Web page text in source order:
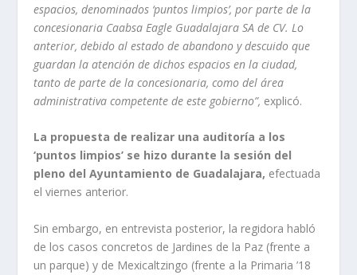
espacios, denominados ‘puntos limpios’, por parte de la
concesionaria Caabsa Eagle Guadalajara SA de CV. Lo
anterior, debido al estado de abandono y descuido que
guardan la atención de dichos espacios en la ciudad,
tanto de parte de la concesionaria, como del área
administrativa competente de este gobierno”, explicó.
La propuesta de realizar una auditoría a los
‘puntos limpios’ se hizo durante la sesión del
pleno del Ayuntamiento de Guadalajara, efectuada
el viernes anterior.
Sin embargo, en entrevista posterior, la regidora habló
de los casos concretos de Jardines de la Paz (frente a
un parque) y de Mexicaltzingo (frente a la Primaria ’18